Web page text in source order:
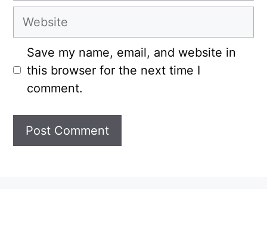
Website
Save my name, email, and website in
this browser for the next time I
comment.